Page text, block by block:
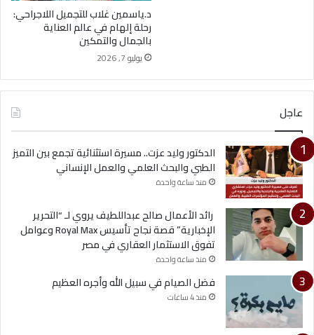
د.ياسمين غلاب للتجميل اللاجراحي:
رحلة إلهام في عالم العناية
بالجمال والتمكين
يوليو 7, 2026
عاجل
الدكتور وليد عزت.. مسيرة استثنائية تجمع بين التميز
الطبي والبحث العلمي والعمل الإنساني
منذ ساعة واحدة
رائد الأعمال صالح عبداللطيف يروي لـ “التحرير
الإخبارية” قصة نجاح تأسيس Royal Max وعوامل
تفوق الاستثمار العقاري في مصر
منذ ساعة واحدة
فضل الصيام في سبيل الله وأجره العظيم
منذ 4 ساعات